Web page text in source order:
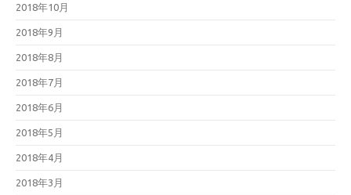
2018年10月
2018年9月
2018年8月
2018年7月
2018年6月
2018年5月
2018年4月
2018年3月